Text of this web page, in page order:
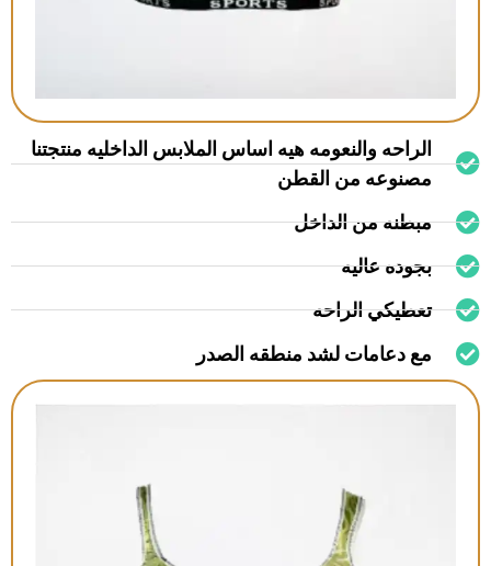
الراحه والنعومه هيه اساس الملابس الداخليه منتجتنا
مصنوعه من القطن
مبطنه من الداخل
بجوده عاليه
تعطيكي الراحه
مع دعامات لشد منطقه الصدر